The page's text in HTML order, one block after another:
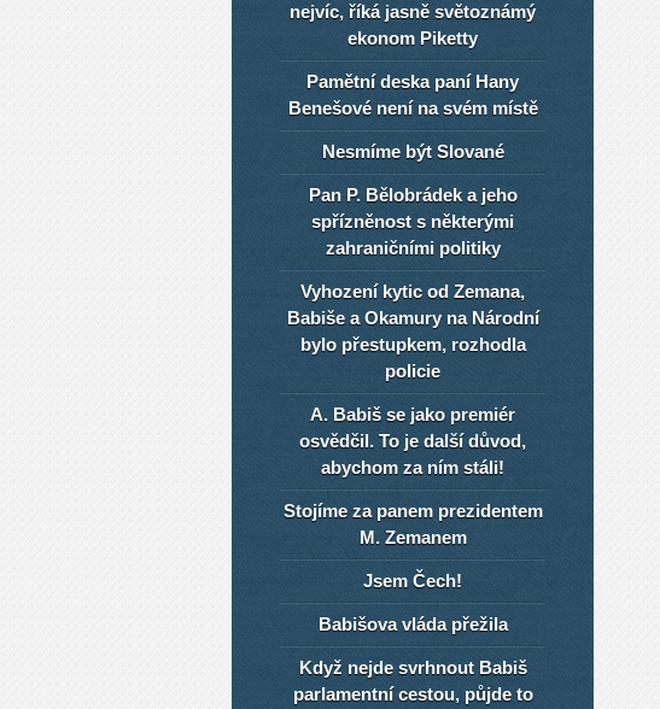
nejvíc, říká jasně světoznámý
ekonom Piketty
Pamětní deska paní Hany
Benešové není na svém místě
Nesmíme být Slované
Pan P. Bělobrádek a jeho
spřízněnost s některými
zahraničními politiky
Vyhození kytic od Zemana,
Babiše a Okamury na Národní
bylo přestupkem, rozhodla
policie
A. Babiš se jako premiér
osvědčil. To je další důvod,
abychom za ním stáli!
Stojíme za panem prezidentem
M. Zemanem
Jsem Čech!
Babišova vláda přežila
Když nejde svrhnout Babiš
parlamentní cestou, půjde to